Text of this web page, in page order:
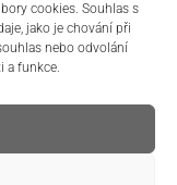
cookies. Souhlas s
jako je chování při
nebo odvolání
a funkce.
podmínky